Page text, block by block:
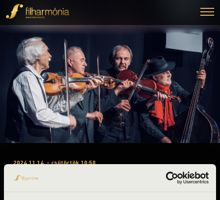
2024.11.14. - csütörtök 10:50
#ZENEÓRA - MUZSIKÁS